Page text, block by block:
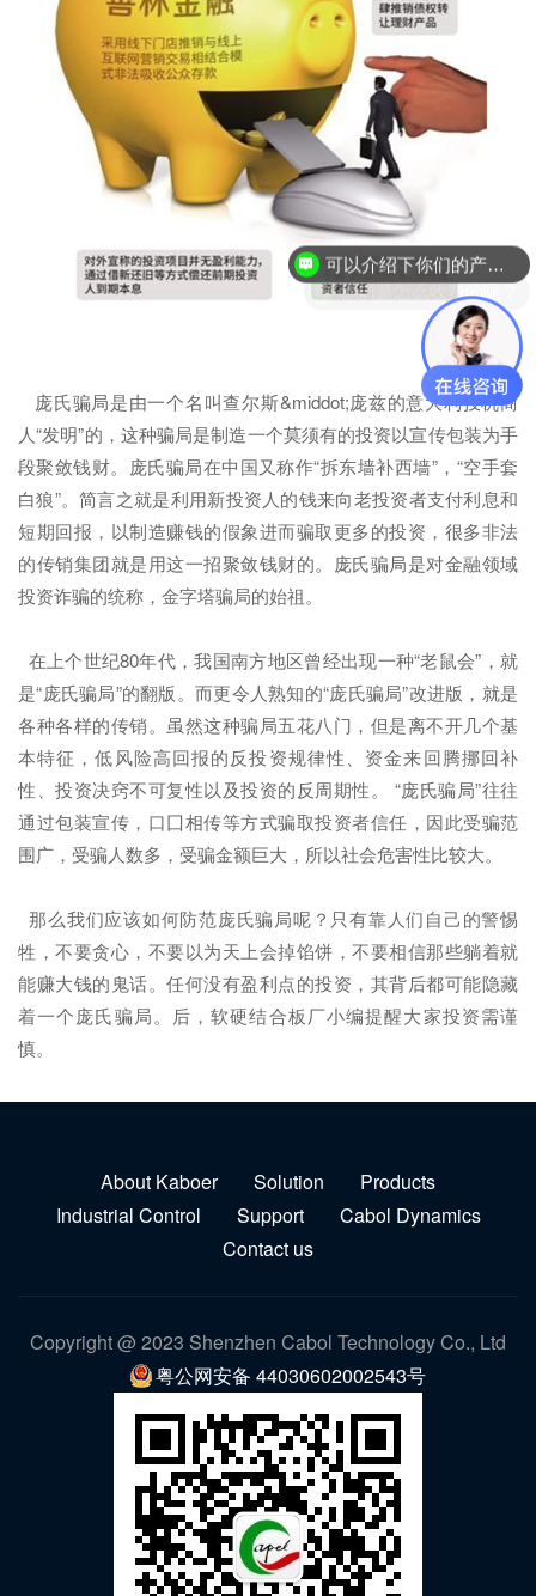
庞氏骗局是由一个名叫查尔斯&middot;庞兹的意大利投机商
人“发明”的，这种骗局是制造一个莫须有的投资以宣传包装为手
段聚敛钱财。庞氏骗局在中国又称作“拆东墙补西墙”，“空手套
白狼”。简言之就是利用新投资人的钱来向老投资者支付利息和
短期回报，以制造赚钱的假象进而骗取更多的投资，很多非法
的传销集团就是用这一招聚敛钱财的。庞氏骗局是对金融领域
投资诈骗的统称，金字塔骗局的始祖。
在上个世纪80年代，我国南方地区曾经出现一种“老鼠会”，就
是“庞氏骗局”的翻版。而更令人熟知的“庞氏骗局”改进版，就是
各种各样的传销。虽然这种骗局五花八门，但是离不开几个基
本特征，低风险高回报的反投资规律性、资金来回腾挪回补
性、投资决窍不可复性以及投资的反周期性。 “庞氏骗局”往往
通过包装宣传，口囗相传等方式骗取投资者信任，因此受骗范
围广，受骗人数多，受骗金额巨大，所以社会危害性比较大。
那么我们应该如何防范庞氏骗局呢？只有靠人们自己的警惕
牲，不要贪心，不要以为天上会掉馅饼，不要相信那些躺着就
能赚大钱的鬼话。任何没有盈利点的投资，其背后都可能隐藏
着一个庞氏骗局。后，软硬结合板厂小编提醒大家投资需谨
慎。
About Kaboer Solution
Products
Industrial Control
Support
Cabol Dynamics
Contact us
Copyright @ 2023 Shenzhen Cabol Technology Co., Ltd
粤公网安备 44030602002543号
你们是怎么收费的呢？